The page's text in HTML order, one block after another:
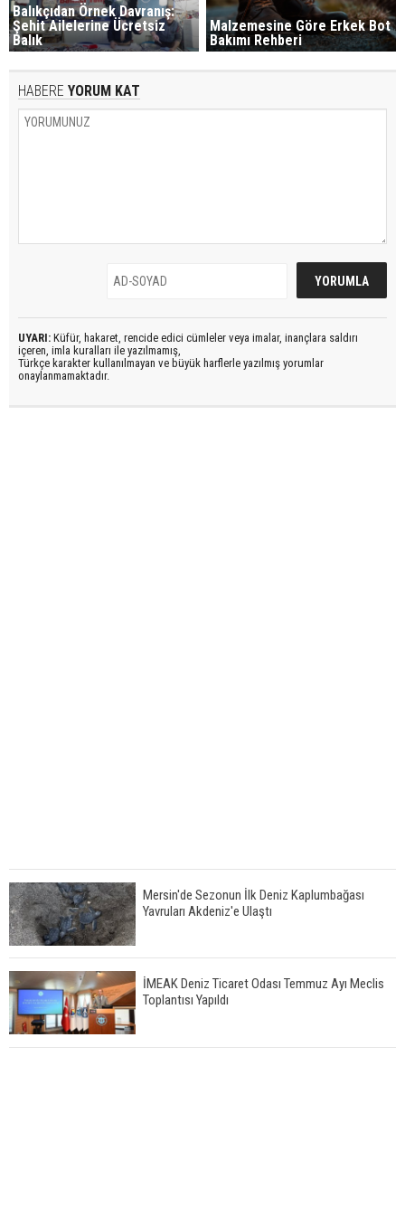
Balıkçıdan Örnek Davranış:
Şehit Ailelerine Ücretsiz
Balık
Malzemesine Göre Erkek Bot
Bakımı Rehberi
HABERE YORUM KAT
UYARI: Küfür, hakaret, rencide edici cümleler veya imalar, inançlara saldırı
içeren, imla kuralları ile yazılmamış,
Türkçe karakter kullanılmayan ve büyük harflerle yazılmış yorumlar
onaylanmamaktadır.
Mersin'de Sezonun İlk Deniz Kaplumbağası
Yavruları Akdeniz'e Ulaştı
İMEAK Deniz Ticaret Odası Temmuz Ayı Meclis
Toplantısı Yapıldı